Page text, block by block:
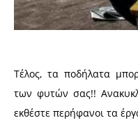
Τέλος, τα ποδήλατα
των φυτών σας!!
εκθέστε περήφανοι τα